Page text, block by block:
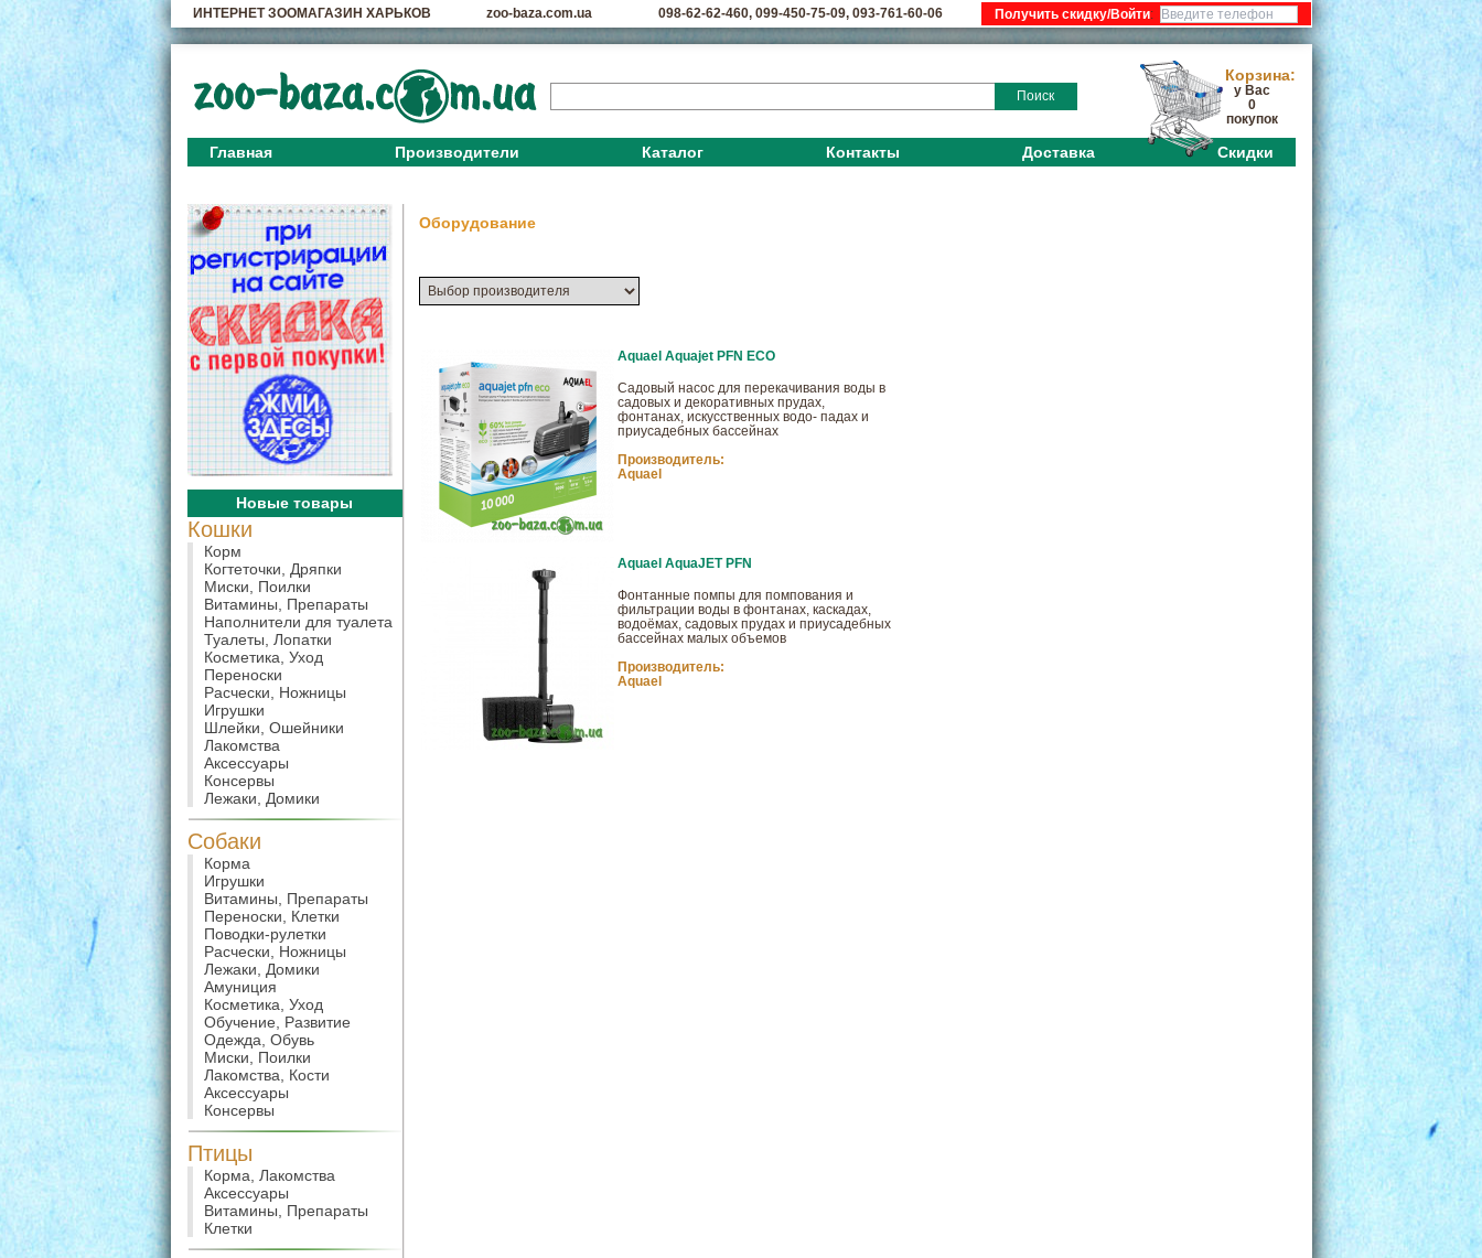
ИНТЕРНЕТ ЗООМАГАЗИН ХАРЬКОВ zoo-baza.com.ua 098-62-62-460, 099-450-75-09, 093-761-60-06 :
Поиск
Корзина:
у Вас
0
покупок
Главная Производители Каталог Контакты Доставка Скидки
Новые товары
Кошки
Корм
Когтеточки, Дряпки
Миски, Поилки
Витамины, Препараты
Наполнители для туалета
Туалеты, Лопатки
Косметика, Уход
Переноски
Расчески, Ножницы
Игрушки
Шлейки, Ошейники
Лакомства
Аксессуары
Консервы
Лежаки, Домики
Собаки
Корма
Игрушки
Витамины, Препараты
Переноски, Клетки
Поводки-рулетки
Расчески, Ножницы
Лежаки, Домики
Амуниция
Косметика, Уход
Обучение, Развитие
Одежда, Обувь
Миски, Поилки
Лакомства, Кости
Аксессуары
Консервы
Птицы
Корма, Лакомства
Аксессуары
Витамины, Препараты
Клетки
Оборудование
Aquael Aquajet PFN ECO
Cадовый насос для перекачивания воды в
садовых и декоративных прудах,
фонтанах, искусственных водо- падах и
приусадебных бассейнах
Производитель:
Aquael
Aquael AquaJET PFN
Фонтанные помпы для помпования и
фильтрации воды в фонтанах, каскадах,
водоёмах, садовых прудах и приусадебных
бассейнах малых объемов
Производитель:
Aquael